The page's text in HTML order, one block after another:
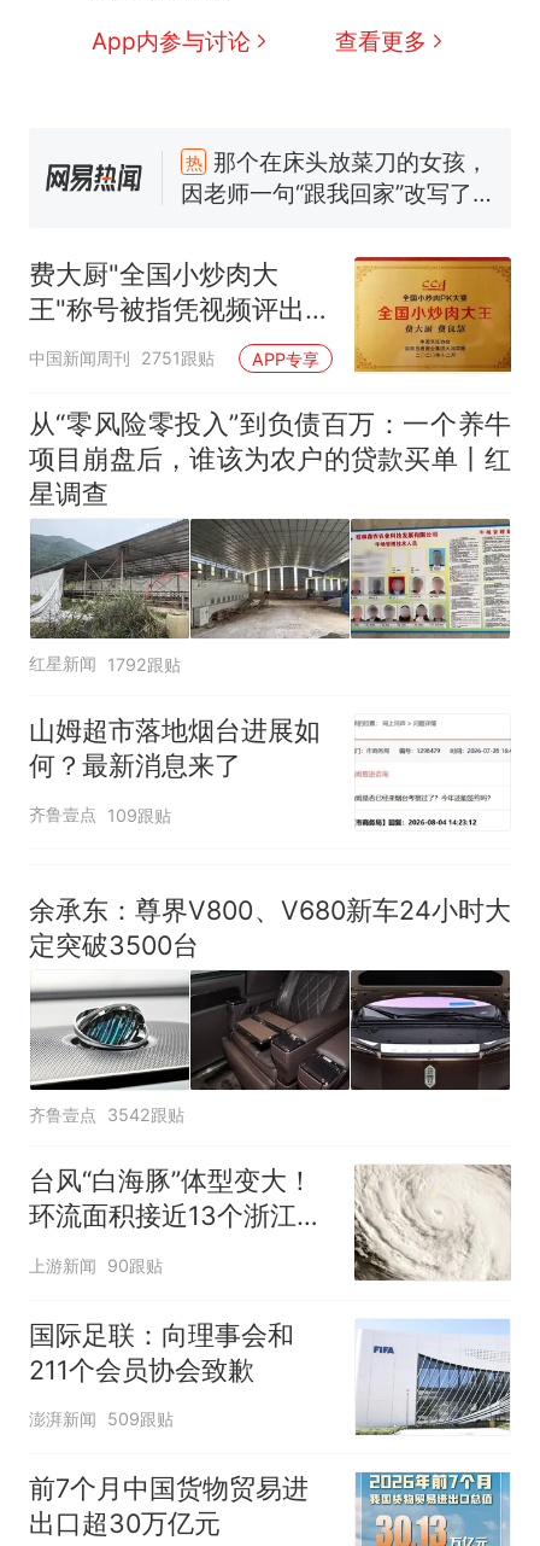
App内参与讨论 查看更多
因老师一句“跟我回家”改写了
人生
新 制裁瓜子饺子，美国怕什
么？
号，仅凭视频评出？中国烹饪
协会回应
男子上山采菌偶然发现鸡枞菌
窝，原地守1天等它长大：挖了
140多朵
女子开一天一夜空调后二氧化
碳中毒
美国渔民钓获鲨鱼徒手将其拽
回大海 目击者直呼震惊 （视频
因老师一句“跟我回家”改写了
人生
费大厨"全国小炒肉大
王"称号被指凭视频评出
官方回应
中国新闻周刊 2751跟贴 APP专享
从“零风险零投入”到负债百万：一个养牛
项目崩盘后，谁该为农户的贷款买单丨红
星调查
红星新闻 1792跟贴
山姆超市落地烟台进展如
何？最新消息来了
齐鲁壹点 109跟贴
余承东：尊界V800、V680新车24小时大
定突破3500台
齐鲁壹点 3542跟贴
台风“白海豚”体型变大！
环流面积接近13个浙江那
么大
上游新闻 90跟贴
国际足联：向理事会和
211个会员协会致歉
澎湃新闻 509跟贴
前7个月中国货物贸易进
出口超30万亿元